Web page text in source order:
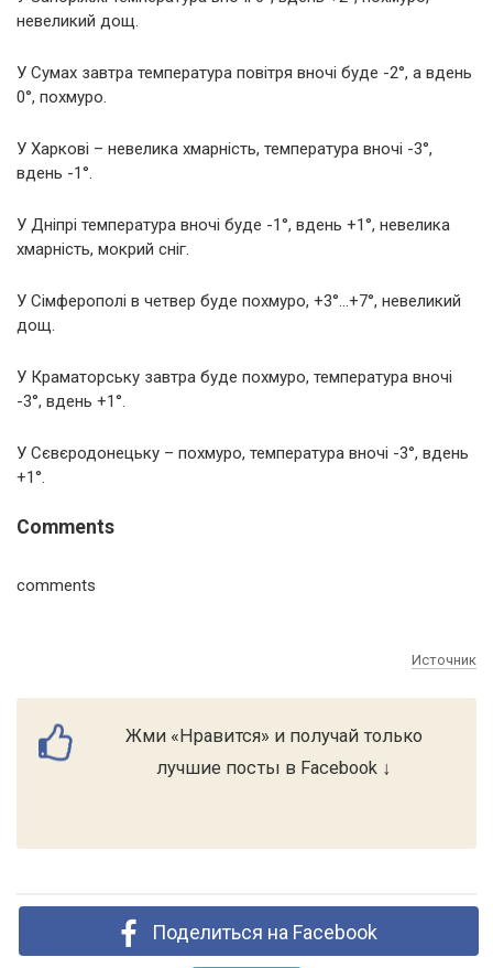
невеликий дощ.
У Сумах завтра температура повітря вночі буде -2°, а вдень
0°, похмуро.
У Харкові – невелика хмарність, температура вночі -3°,
вдень -1°.
У Дніпрі температура вночі буде -1°, вдень +1°, невелика
хмарність, мокрий сніг.
У Сімферополі в четвер буде похмуро, +3°…+7°, невеликий
дощ.
У Краматорську завтра буде похмуро, температура вночі
-3°, вдень +1°.
У Сєвєродонецьку – похмуро, температура вночі -3°, вдень
+1°.
Comments
comments
Источник
Жми «Нравится» и получай только
лучшие посты в Facebook ↓
Поделиться на Facebook